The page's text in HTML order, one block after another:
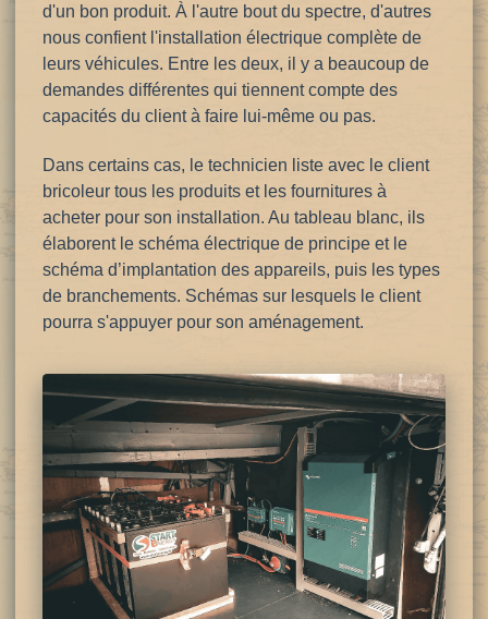
d'un bon produit. À l'autre bout du spectre, d'autres
nous confient l'installation électrique complète de
leurs véhicules. Entre les deux, il y a beaucoup de
demandesdifférentes qui tiennent compte des
capacités du client à faire lui-même ou pas.
Dans certains cas, le technicien liste avec le client
bricoleur tous les produits et les fournitures à
acheter pour son installation. Au tableau blanc, ils
élaborent le schéma électrique de principe et le
schéma d’implantation des appareils, puis les types
de branchements. Schémas sur lesquels le client
pourra s'appuyer pour son aménagement.